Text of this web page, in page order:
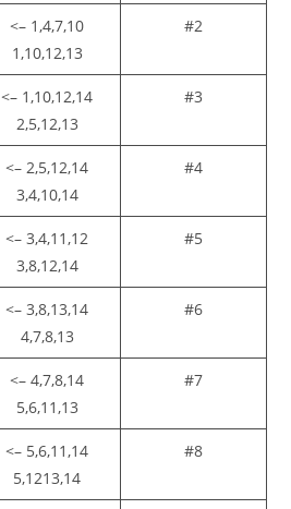
#2
1,4,7,10 –>
1,10,12,13
#3
1,10,12,14 –>
2,5,12,13
#4
2,5,12,14 –>
3,4,10,14
#5
3,4,11,12 –>
3,8,12,14
#6
3,8,13,14 –>
4,7,8,13
#7
4,7,8,14 –>
5,6,11,13
#8
5,6,11,14 –>
5,1213,14